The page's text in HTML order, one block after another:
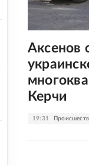
19:31
Аксенов
Керчи